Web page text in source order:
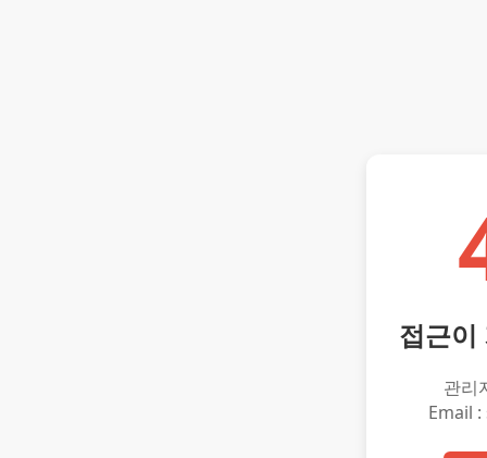
접근이
관리
Email